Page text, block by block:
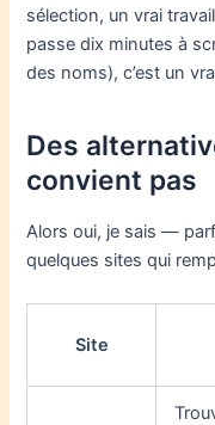
sélection, un vrai
passe dix minutes à
des noms), c’est un
Des
convient pas
Alors oui, je sais —
quelques sites qui
Site